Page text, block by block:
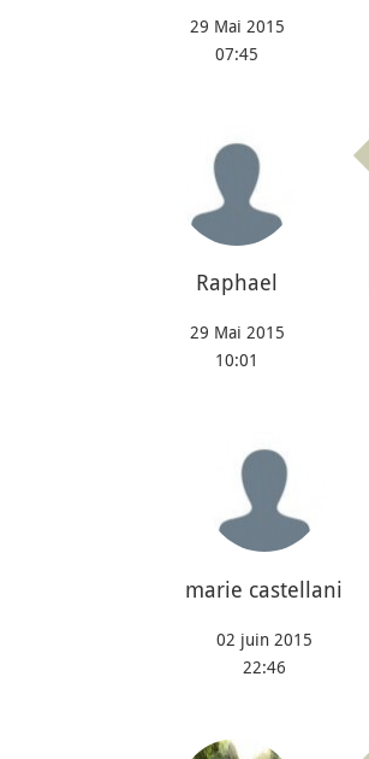
29 Mai 2015
07:45
Raphael
29 Mai 2015
10:01
marie castellani
02 juin 2015
22:46